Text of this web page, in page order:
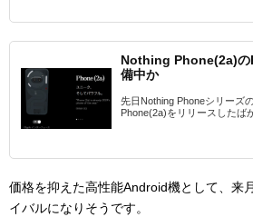
Nothing Phone(2a)の
備中か
先日Nothing Phoneシリーズ
Phone(2a)をリリースしたば
価格を抑えた高性能Android機として、来
イバルになりそうです。